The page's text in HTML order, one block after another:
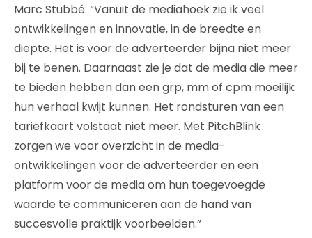
Marc Stubbé: “Vanuit de mediahoek zie ik veel
ontwikkelingen en innovatie, in de breedte en
diepte. Het is voor de adverteerder bijna niet meer
bij te benen. Daarnaast zie je dat de media die meer
te bieden hebben dan een grp, mm of cpm moeilijk
hun verhaal kwijt kunnen. Het rondsturen van een
tariefkaart volstaat niet meer. Met PitchBlink
zorgen we voor overzicht in de media-
ontwikkelingen voor de adverteerder en een
platform voor de media om hun toegevoegde
waarde te communiceren aan de hand van
succesvolle praktijk voorbeelden.”